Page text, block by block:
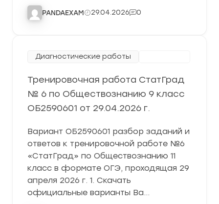
PANDAEXAM 29.04.2026 0
Диагностические работы
Тренировочная работа СтатГрад
№ 6 по Обществознанию 9 класс
ОБ2590601 от 29.04.2026 г.
Вариант ОБ2590601 разбор заданий и
ответов к тренировочной работе №6
«СтатГрад» по Обществознанию 11
класс в формате ОГЭ, проходящая 29
апреля 2026 г. 1. Скачать
официальные варианты Ва…